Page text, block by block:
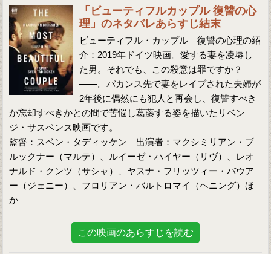
「ビューティフルカップル 復讐の心
理」のネタバレあらすじ結末
ビューティフル・カップル 復讐の心理の紹
介：2019年ドイツ映画。愛する妻を凌辱し
た男。それでも、この殺意は罪ですか？
――。バカンス先で妻をレイプされた夫婦が
2年後に偶然にも犯人と再会し、復讐すべき
か忘却すべきかとの間で苦悩し葛藤する姿を描いたリベン
ジ・サスペンス映画です。
監督：スベン・タディッケン 出演者：マクシミリアン・ブ
ルックナー（マルテ）、ルイーゼ・ハイヤー（リヴ）、レオ
ナルド・クンツ（サシャ）、ヤスナ・フリッツィー・バウア
ー（ジェニー）、フロリアン・バルトロマイ（ヘニング）ほ
か
この映画のあらすじを読む